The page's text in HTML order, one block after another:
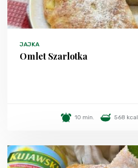
JAJKA
Omlet Szarlotka
10 min. 568 kcal